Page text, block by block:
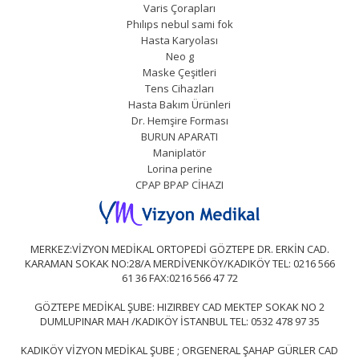
Varis Çorapları
Phılıps nebul sami fok
Hasta Karyolası
Neo g
Maske Çeşitleri
Tens Cihazları
Hasta Bakım Ürünleri
Dr. Hemşire Forması
BURUN APARATI
Maniplatör
Lorina perine
CPAP BPAP CİHAZI
MERKEZ:VİZYON MEDİKAL ORTOPEDİ GÖZTEPE DR. ERKİN CAD.
KARAMAN SOKAK NO:28/A MERDİVENKÖY/KADIKÖY TEL: 0216 566
61 36 FAX:0216 566 47 72
GÖZTEPE MEDİKAL ŞUBE: HIZIRBEY CAD MEKTEP SOKAK NO 2
DUMLUPINAR MAH /KADIKÖY İSTANBUL TEL: 0532 478 97 35
KADIKÖY VİZYON MEDİKAL ŞUBE ; ORGENERAL ŞAHAP GÜRLER CAD